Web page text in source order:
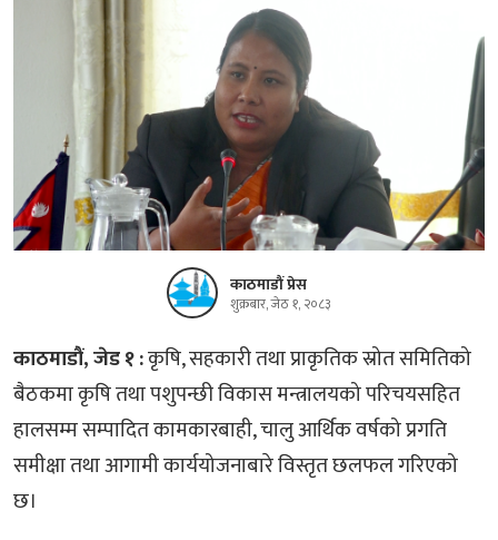
काठमाडौं प्रेस
शुक्रबार, जेठ १, २०८३
काठमाडौं, जेड १ :कृषि, सहकारी तथा प्राकृतिक स्रोत समितिको
बैठकमा कृषि तथा पशुपन्छी विकास मन्त्रालयको परिचयसहित
हालसम्म सम्पादित कामकारबाही, चालु आर्थिक वर्षको प्रगति
समीक्षा तथा आगामी कार्ययोजनाबारे विस्तृत छलफल गरिएको
छ।